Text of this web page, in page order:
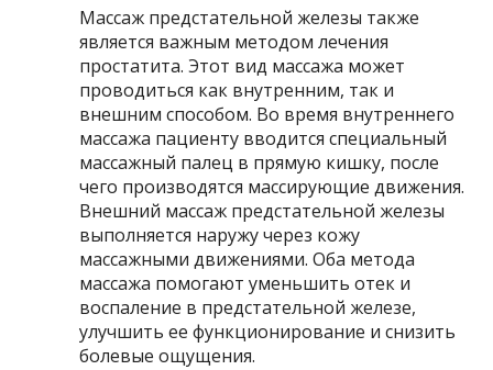
Массаж предстательной железы также
является важным методом лечения
простатита. Этот вид массажа может
проводиться как внутренним, так и
внешним способом. Во время внутреннего
массажа пациенту вводится специальный
массажный палец в прямую кишку, после
чего производятся массирующие движения.
Внешний массаж предстательной железы
выполняется наружу через кожу
массажными движениями. Оба метода
массажа помогают уменьшить отек и
воспаление в предстательной железе,
улучшить ее функционирование и снизить
болевые ощущения.